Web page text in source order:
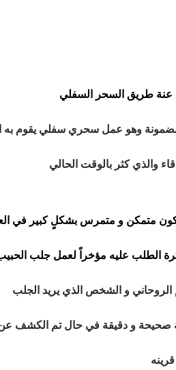
عنة طريق السحر السفلي
وهو عمل سحري سفلي يقوم به
والذي كثر بالوقت الحالي
متمكن و متمرس بشكلٍ كبير في
كثرة الطلب عليه مؤخراً لعمل جلب
الروحاني و الشخص الذي يريد الجلب
صحيحة و دقيقة في حال تم الكشف